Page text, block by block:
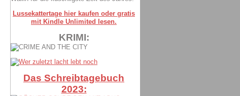
Lussekattertage hier kaufen oder gratis
mit Kindle Unlimited lesen.
KRIMI:
Das Schreibtagebuch
2023: